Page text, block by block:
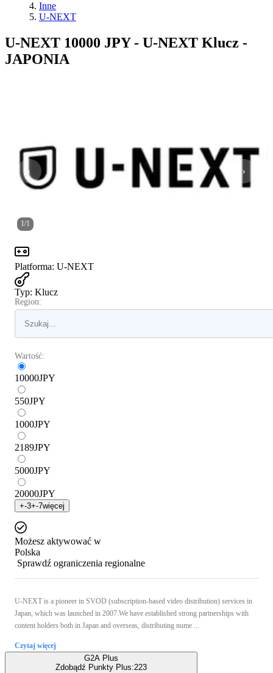
Inne
U-NEXT
U-NEXT 10000 JPY - U-NEXT Klucz -
JAPONIA
1/1
Platforma: U-NEXT
Typ: Klucz
Region:
Wartość:
10000JPY
550JPY
1000JPY
2189JPY
5000JPY
20000JPY
+-3+-7więcej
Możesz aktywować w
Polska
Sprawdź ograniczenia regionalne
U-NEXT is a pioneer in SVOD (subscription-based video distribution) services in
Japan, which was launched in 2007.We have established strong partnerships with
content holders both in Japan and overseas, distributing nume ...
Czytaj więcej
G2A Plus
Zdobądź Punkty Plus:223